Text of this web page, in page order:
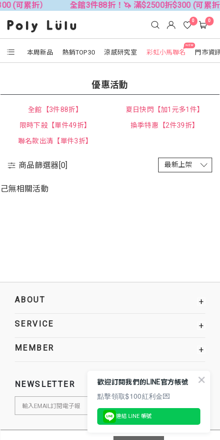
(可累折） 全館3件88折！🦄 滿$2500折$300 (可累折
本周新品 熱銷TOP30 涼感研究室
NEW
彩虹小馬聯名 門市資
0 0
優惠活動
全館【3件88折】
夏日快閃【加1元多1件】
限時下殺【單件49折】
換季特惠【2件39折】
聯名款出清【單件3折】
商品篩選器[0]
己無相關活動
ABOUT +
SERVICE +
MEMBER +
NEWSLETTER 歡迎訂閱我們的LINE官方帳號
點擊領取$100紅利金💌
連結 LINE 帳號